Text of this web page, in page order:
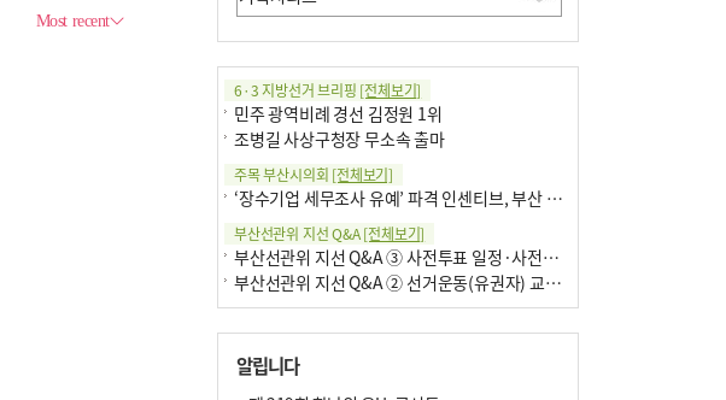
6·3 지방선거 브리핑 [전체보기]
민주 광역비례 경선 김정원 1위
조병길 사상구청장 무소속 출마
주목 부산시의회 [전체보기]
‘장수기업 세무조사 유예’ 파격 인센티브, 부산 유출 막을까
부산선관위 지선 Q&A[전체보기]
부산선관위 지선 Q&A ③ 사전투표 일정·사전투표함 보관
부산선관위 지선 Q&A ② 선거운동(유권자) 교육감투표용지
알립니다